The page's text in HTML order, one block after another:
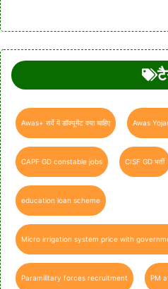
Awas+ सर्वे में डॉक्यूमेंट क्या चाहिए Awas
CAPF GD constable jobs CISF GD भर्ती
education loan scheme
Micro irrigation system price with
Paramilitary forces recruitment PM